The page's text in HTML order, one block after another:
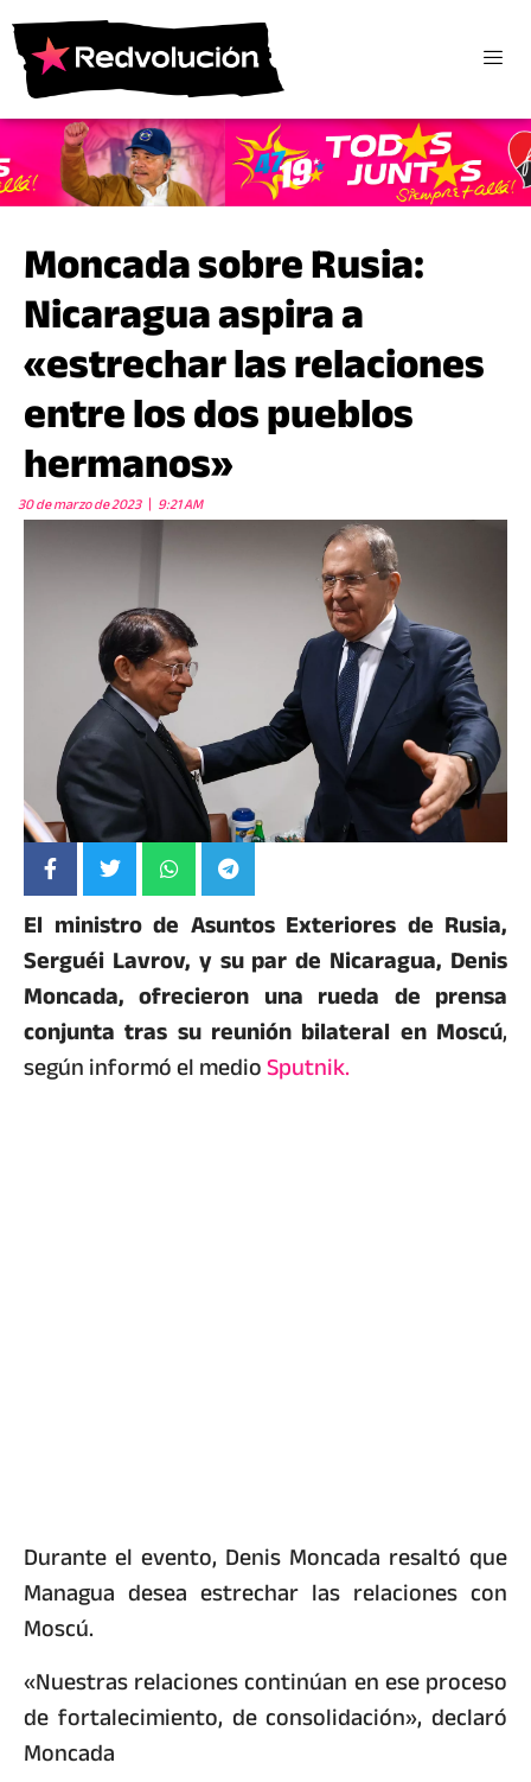
Moncada sobre Rusia:
Nicaragua aspira a
«estrechar las relaciones
entre los dos pueblos
hermanos»
30 de marzo de 2023 9:21 AM
El ministro de Asuntos Exteriores de Rusia,
Serguéi Lavrov, y su par de Nicaragua, Denis
Moncada, ofrecieron una rueda de prensa
conjunta tras su reunión bilateral en Moscú,
según informó el medioSputnik.
Durante el evento, Denis Moncada resaltó que
Managua desea estrechar las relaciones con
Moscú.
«Nuestras relaciones continúan en ese proceso
de fortalecimiento, de consolidación», declaró
Moncada